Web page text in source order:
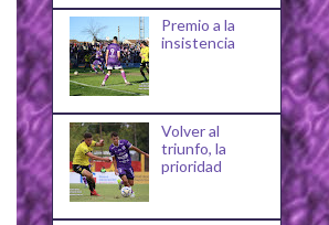
Premio a la
insistencia
Volver al
triunfo, la
prioridad